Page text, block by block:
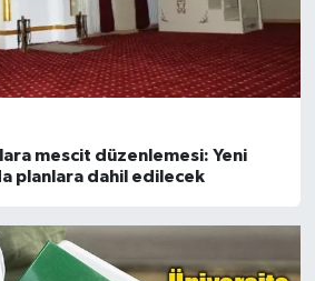
mescit düzenlemesi: Yeni
planlara dahil edilecek